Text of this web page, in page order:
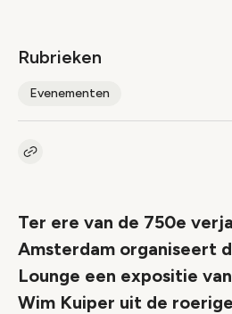
Rubrieken
Evenementen
Kopieer link naar artikel
Ter ere van de 750e
Amsterdam organiseert
Lounge een expositie
Wim Kuiper uit de